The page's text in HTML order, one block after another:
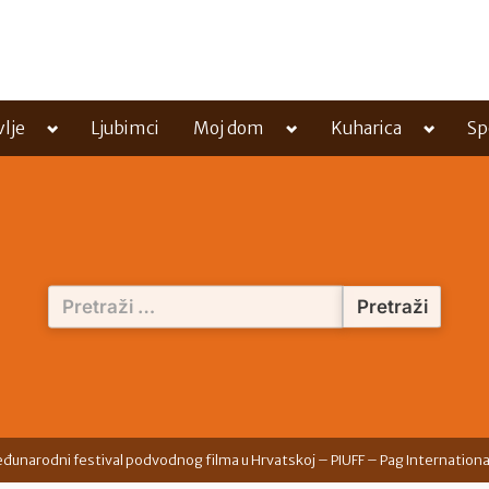
Toggle
menu
Ljubimci Moj dom
Toggle
menu
Kuharica
Toggle
menu
Pretraži:
festival podvodnog filma u Hrvatskoj – PIUFF – Pag